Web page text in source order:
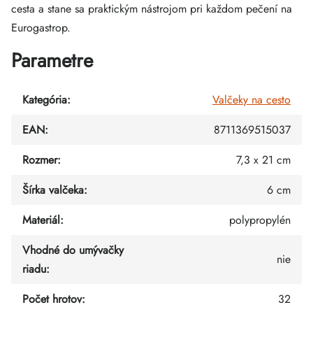
cesta a stane sa praktickým nástrojom pri každom pečení na
Eurogastrop.
Parametre
Kategória:
Valčeky na cesto
EAN:
8711369515037
Rozmer:
7,3 x 21 cm
Šírka valčeka:
6 cm
Materiál:
polypropylén
Vhodné do umývačky
riadu:
nie
Počet hrotov: 32